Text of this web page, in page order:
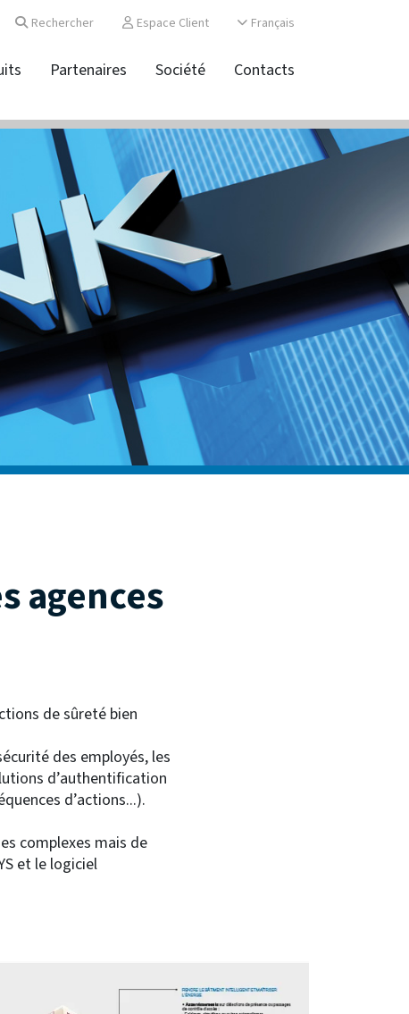
Rechercher Espace Client Français
Partenaires Société Contacts
agences
de sûreté bien
des employés, les
d’authentification
d’actions...).
complexes mais de
et le logiciel